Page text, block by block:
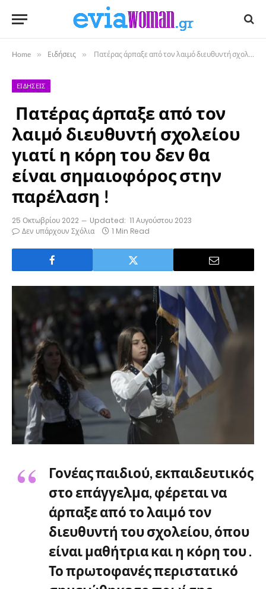
Home » Ειδήσεις » Πατέρας άρπαξε από τον λαιμό διευθυντή σχολείου γιατί η κόρη του δεν θα είναι σημαιοφόρος στην παρέλαση !
ΕΙΔΉΣΕΙΣ
Πατέρας άρπαξε από τον
λαιμό διευθυντή σχολείου
γιατί η κόρη του δεν θα
είναι σημαιοφόρος στην
παρέλαση !
25 Οκτωβρίου 2022 Updated: 11 Αυγούστου 2023
Δεν υπάρχουν Σχόλια
1 Min Read
Γονέας παιδιού, εκπαιδευτικός
στο επάγγελμα, φέρεται να
άρπαξε από το λαιμό τον
διευθυντή του σχολείου, όπου
είναι μαθήτρια και η κόρη του .
Το πρωτοφανές περιστατικό